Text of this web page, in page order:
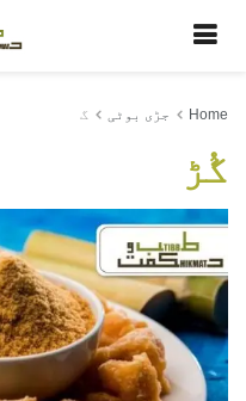
Home جڑی بوٹی گ
گُڑ